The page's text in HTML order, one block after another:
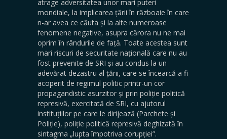
atrage adversitatea unor mari puteri
mondiale, la implicarea țării în războaie în care
n-ar avea ce căuta și la alte numeroase
fenomene negative, asupra cărora nu ne mai
oprim în rândurile de față. Toate acestea sunt
mari riscuri de securitate națională care nu au
fost prevenite de SRI și au condus la un
adevărat dezastru al țării, care se încearcă a fi
acoperit de regimul politic printr-un cor
propagandistic asurzitor și prin poliție politică
represivă, exercitată de SRI, cu ajutorul
instituțiilor pe care le dirijează (Parchete și
Poliție), poliție politică represivă deghizată în
sintagma „lupta împotriva corupției”.